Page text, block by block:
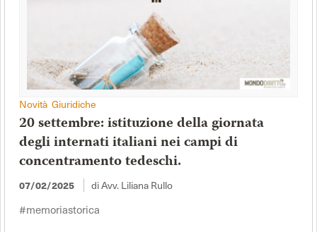
Novità Giuridiche
20 settembre: istituzione della giornata
degli internati italiani nei campi di
concentramento tedeschi.
07/02/2025 di Avv. Liliana Rullo
#memoriastorica